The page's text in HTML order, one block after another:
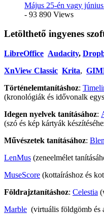
Május 25-én vagy
- 93 890 Views
Letölthető ingyenes
LibreOffice Audacity,
XnView Classic Krita,
Történelemtanításhoz:
(kronológiák és idővonalk
Idegen nyelvek tanításához:
(szó és kép kártyák
Művészetek tanításához:
LenMus (zeneelmélet
MuseScore (kottaíráshoz és
Földrajztanításhoz: Celestia
Marble (virtuális földgömb és